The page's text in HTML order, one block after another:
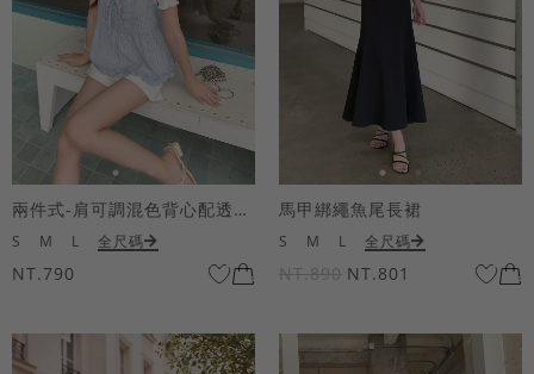
兩件式-肩可調混色背心配透膚短袖上衣
S M L 全尺碼
NT.790
馬甲綁繩魚尾長裙
S M L 全尺碼
NT.890 NT.801